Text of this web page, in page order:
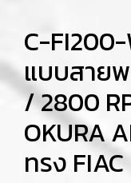
C-
แบบสายพ
/ 2800
OKURA
ทรง FIAC